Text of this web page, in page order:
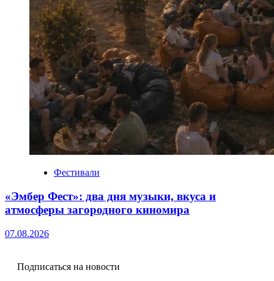
Фестивали
«Эмбер Фест»: два дня музыки, вкуса и
атмосферы загородного киномира
07.08.2026
Подписаться на новости